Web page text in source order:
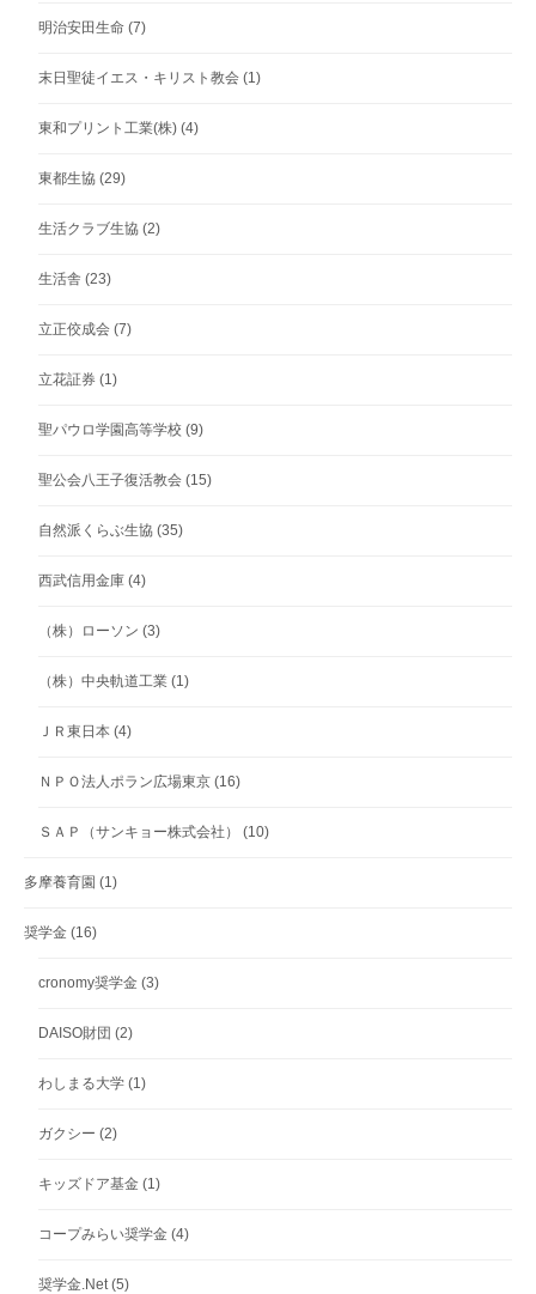
明治安田生命 (7)
末日聖徒イエス・キリスト教会 (1)
東和プリント工業(株) (4)
東都生協 (29)
生活クラブ生協 (2)
生活舎 (23)
立正佼成会 (7)
立花証券 (1)
聖パウロ学園高等学校 (9)
聖公会八王子復活教会 (15)
自然派くらぶ生協 (35)
西武信用金庫 (4)
（株）ローソン (3)
（株）中央軌道工業 (1)
ＪＲ東日本 (4)
ＮＰＯ法人ポラン広場東京 (16)
ＳＡＰ（サンキョー株式会社） (10)
多摩養育園 (1)
奨学金 (16)
cronomy奨学金 (3)
DAISO財団 (2)
わしまる大学 (1)
ガクシー (2)
キッズドア基金 (1)
コープみらい奨学金 (4)
奨学金.Net(5)